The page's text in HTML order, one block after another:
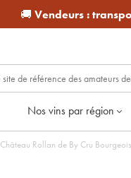
🚚 Vendeurs :
Nos vins par région
Château Rollan de By Cru